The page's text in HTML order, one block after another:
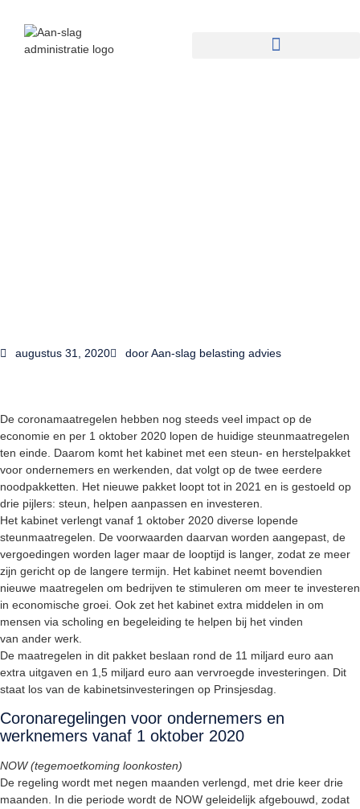
augustus 31, 2020 doorAan-slag belasting advies
De coronamaatregelen hebben nog steeds veel impact op de
economie en per 1 oktober 2020 lopen de huidige steunmaatregelen
ten einde. Daarom komt het kabinet met een steun- en herstelpakket
voor ondernemers en werkenden, dat volgt op de twee eerdere
noodpakketten. Het nieuwe pakket loopt tot in 2021 en is gestoeld op
drie pijlers: steun, helpen aanpassen en investeren.
Het kabinet verlengt vanaf 1 oktober 2020 diverse lopende
steunmaatregelen. De voorwaarden daarvan worden aangepast, de
vergoedingen worden lager maar de looptijd is langer, zodat ze meer
zijn gericht op de langere termijn. Het kabinet neemt bovendien
nieuwe maatregelen om bedrijven te stimuleren om meer te investeren
in economische groei. Ook zet het kabinet extra middelen in om
mensen via scholing en begeleiding te helpen bij het vinden
van ander werk.
De maatregelen in dit pakket beslaan rond de 11 miljard euro aan
extra uitgaven en 1,5 miljard euro aan vervroegde investeringen. Dit
staat los van de kabinetsinvesteringen op Prinsjesdag.
Coronaregelingen voor ondernemers en
werknemers vanaf 1 oktober 2020
NOW (tegemoetkoming loonkosten)
De regeling wordt met negen maanden verlengd, met drie keer drie
maanden. In die periode wordt de NOW geleidelijk afgebouwd, zodat